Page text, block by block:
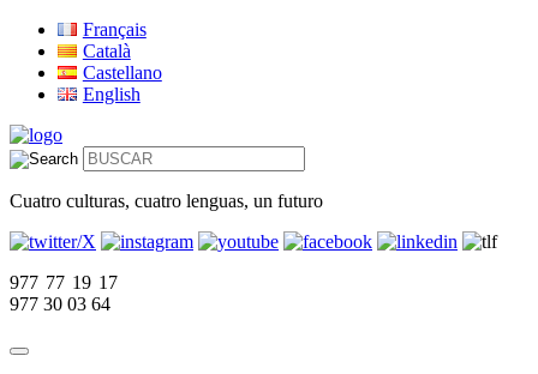
Français
Català
Castellano
English
Cuatro culturas, cuatro lenguas, un futuro
977 77 19 17
977 30 03 64